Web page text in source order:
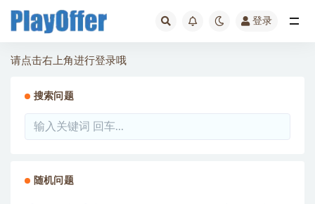
登录
请点击右上角进行登录哦
搜索问题
随机问题